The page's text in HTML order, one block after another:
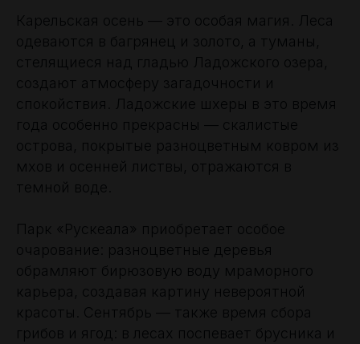
Карельская осень — это особая магия. Леса
одеваются в багрянец и золото, а туманы,
стелящиеся над гладью Ладожского озера,
создают атмосферу загадочности и
спокойствия. Ладожские шхеры в это время
года особенно прекрасны — скалистые
острова, покрытые разноцветным ковром из
мхов и осенней листвы, отражаются в
темной воде.
Парк «Рускеала» приобретает особое
очарование: разноцветные деревья
обрамляют бирюзовую воду мраморного
карьера, создавая картину невероятной
красоты. Сентябрь — также время сбора
грибов и ягод: в лесах поспевает брусника и